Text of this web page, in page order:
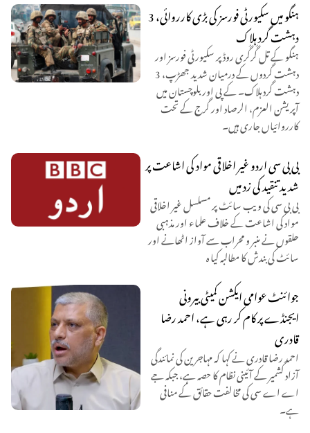
ہنگو میں سکیورٹی فورسز کی بڑی کارروائی، 3
دہشت گرد ہلاک
ہنگو کے تل گُرگُری روڈ پر سکیورٹی فورسز اور
دہشت گردوں کے درمیان شدید جھڑپ، 3
دہشت گرد ہلاک۔ کے پی اور بلوچستان میں
آپریشن العزم، الرصاد اور گرج کے تحت
کارروائیاں جاری ہیں۔
بی بی سی اردو غیر اخلاقی مواد کی اشاعت پر
شدید تنقید کی زد میں
بی بی سی کی ویب سائٹ پر مسلسل غیر اخلاقی
مواد کی اشاعت کے خلاف علماء اور مذہبی
حلقوں نے منبر و محراب سے آواز اٹھانے اور
سائٹ کی بندش کا مطالبہ کیا ہ
جوائنٹ عوامی ایکشن کمیٹی بیرونی
ایجنڈے پر کام کر رہی ہے، احمد رضا
قادری
احمد رضا قادری نے کہا کہ مہاجرین کی نمائندگی
آزاد کشمیر کے آئینی نظام کا حصہ ہے، جبکہ جے
اے اے سی کی مخالفت حقائق کے منافی
ہے۔